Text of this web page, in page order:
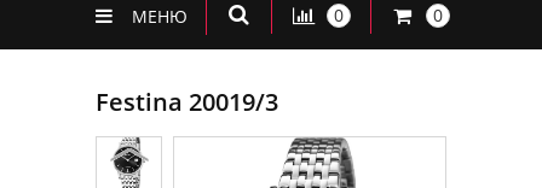
МЕНЮ 0 0
Festina 20019/3